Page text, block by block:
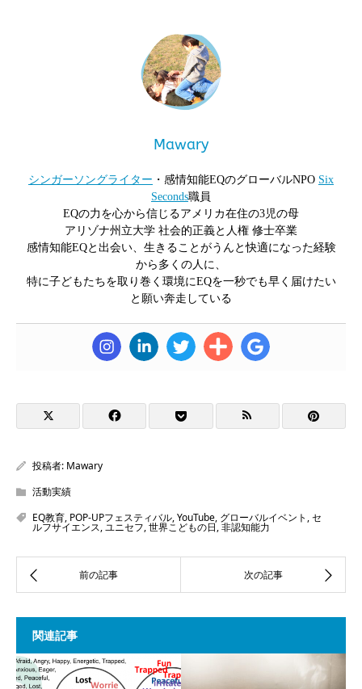
Mawary
シンガーソングライター ・感情知能EQのグローバルNPO Six
Seconds職員
EQの力を心から信じるアメリカ在住の3児の母
アリゾナ州立大学 社会的正義と人権 修士卒業
感情知能EQと出会い、生きることがうんと快適になった経験
から多くの人に、
特に子どもたちを取り巻く環境にEQを一秒でも早く届けたい
と願い奔走している
投稿者: Mawary
活動実績
EQ教育, POP-UPフェスティバル,YouTube, グローバルイベント,セ
ルフサイエンス,ユニセフ,世界こどもの日,非認知能力
関連記事